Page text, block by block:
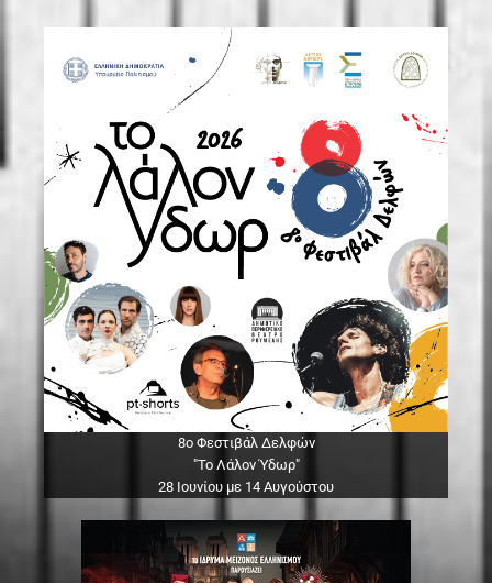
8ο Φεστιβάλ Δελφών
"Το Λάλον Ύδωρ"
28 Ιουνίου με 14 Αυγούστου